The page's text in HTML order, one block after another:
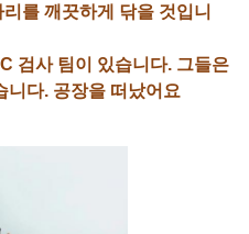
를 깨끗하게 닦을 것입니
검사 팀이 있습니다. 그들은
니다. 공장을 떠났어요